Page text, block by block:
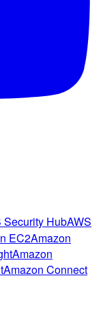
Security HubAWS
EC2Amazon
Amazon
Amazon Connect